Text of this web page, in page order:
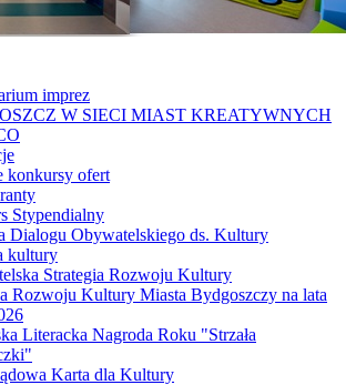
imprez
W SIECI MIAST KREATYWNYCH
konkursy ofert
Stypendialny
Dialogu Obywatelskiego ds. Kultury
kultury
Strategia Rozwoju Kultury
Rozwoju Kultury Miasta Bydgoszczy na lata
Literacka Nagroda Roku "Strzała
Karta dla Kultury